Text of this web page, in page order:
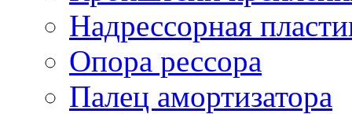
Надрессорная
Опора рессора
Палец амортизатора